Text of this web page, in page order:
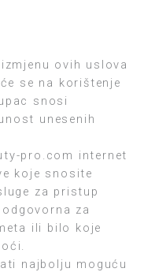
ovih uslova
se na korištenje
snosi
unesenih
pro.com internet
koje snosite
za pristup
za
ili bilo koje
najbolju moguću